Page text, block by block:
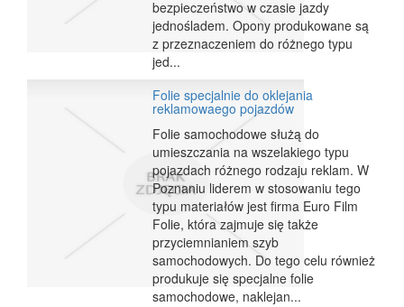
bezpieczeństwo w czasie jazdy
jednośladem. Opony produkowane są
z przeznaczeniem do różnego typu
jed...
Folie specjalnie do oklejania
reklamowaego pojazdów
Folie samochodowe służą do
umieszczania na wszelakiego typu
pojazdach różnego rodzaju reklam. W
Poznaniu liderem w stosowaniu tego
typu materiałów jest firma Euro Film
Folie, która zajmuje się także
przyciemnianiem szyb
samochodowych. Do tego celu również
produkuje się specjalne folie
samochodowe, naklejan...